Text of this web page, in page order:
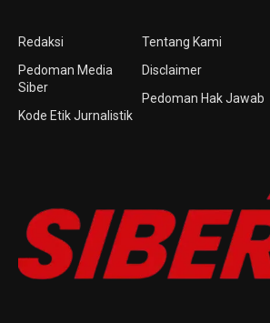
Redaksi
Pedoman Media
Siber
Kode Etik Jurnalistik
Tentang Kami
Disclaimer
Pedoman Hak Jawab